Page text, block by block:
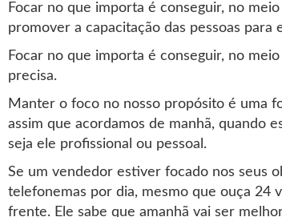
Focar no que importa é conseguir, no
promover a capacitação das pessoas para
Focar no que importa é conseguir, no
precisa.
Manter o foco no nosso propósito é uma
assim que acordamos de manhã, quando
seja ele profissional ou pessoal.
Se um vendedor estiver focado nos seus
telefonemas por dia, mesmo que ouça 24
frente. Ele sabe que amanhã vai ser